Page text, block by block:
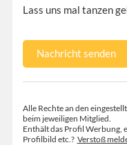
Lass uns mal tanzen
Nachricht senden
Alle Rechte an den
beim jeweiligen Mitglied.
Enthält das Profil Werbung,
Profilbild etc.? Verstoß